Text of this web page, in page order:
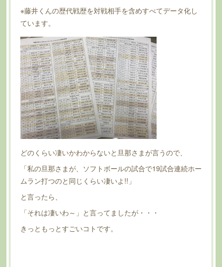
※藤井くんの歴代戦歴を対戦相手を含めすべてデータ化し
ています。
どのくらい凄いかわからないと旦那さまが言うので、
「私の旦那さまが、ソフトボールの試合で19試合連続ホー
ムラン打つのと同じくらい凄いよ!!」
と言ったら、
「それは凄いわ～」と言ってましたが・・・
きっともっとすごいコトです。